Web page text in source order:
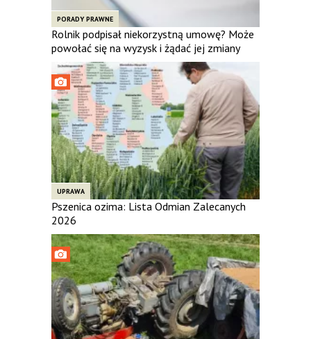
PORADY PRAWNE
Rolnik podpisał niekorzystną umowę? Może
powołać się na wyzysk i żądać jej zmiany
UPRAWA
Pszenica ozima: Lista Odmian Zalecanych
2026